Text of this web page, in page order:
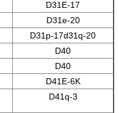
D31E-17
D31e-20
D31p-17d31q-20
D40
D40
D41E-6K
D41q-3